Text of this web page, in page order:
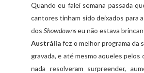
Quando eu falei semana passada
cantores tinham sido deixados para
dos Showdownseu não estava
Austrália fez o melhor programa da
gravada, e até mesmo aqueles pelos
nada resolveram surpreender,